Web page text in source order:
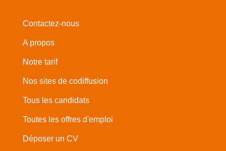
Contactez-nous
A propos
Notre tarif
Nos sites de codiffusion
Tous les candidats
Toutes les offres d'emploi
Déposer un CV